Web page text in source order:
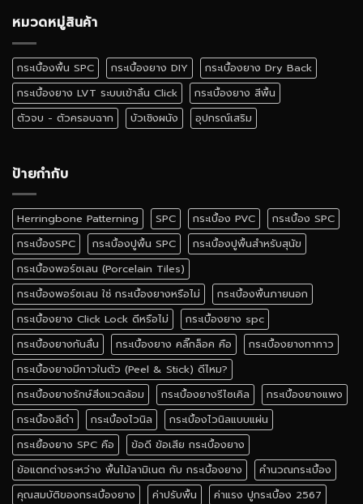
สี
ไหน
ดี
หมวดหมู่สินค้า
กระเบื้องพื้น SPC กระเบื้องยาง DIY
กระเบื้องยาง Dry Back
กระเบื้องยาง LVT ระบบเข้าลิ้น Click
กระเบื้องยาง สีพื้น
ตัวจบ - ตัวครอบฉาก
บัวเชิงผนัง อุปกรณ์เสริม
ป้ายกำกับ
Herringbone Patterning SPC กระเบื้อง PVC
กระเบื้อง SPC
กระเบื้องSPC
กระเบื้องปูพื้น SPC
กระเบื้องปูพื้นสำหรับสุนัข
กระเบื้องพอร์ซเลน (Porcelain Tiles)
กระเบื้องพอร์ซเลน ใช่ กระเบื้องยางหรือไม่
กระเบื้องพื้นภายนอก
กระเบื้องยาง Click Lock ดีหรือไม่
กระเบื้องยาง spc
กระเบื้องยางกันลื่น
กระเบื้องยาง คลิ๊กล็อค คือ
กระเบื้องยางทากาว
กระเบื้องยางมีกาวในตัว (Peel & Stick) ดีไหม?
กระเบื้องยางรักษ์สิ่งแวดล้อม
กระเบื้องยางรีไซเคิล
กระเบื้องยางแพง
กระเบื้องสีดำ
กระเบื้องไวนิล
กระเบื้องไวนิลแบบแผ่น
กระเยื้องยาง SPC คือ
ข้อดี ข้อเสีย กระเบื้องยาง
ข้อแตกต่างระหว่าง พื้นไม้ลามิเนต กับ กระเบื้องยาง
คำนวณกระเบื้อง
คุณสมบัติของกระเบื้องยาง
ค่าปรับพื้น
ค่าแรง ปูกระเบื้อง 2567